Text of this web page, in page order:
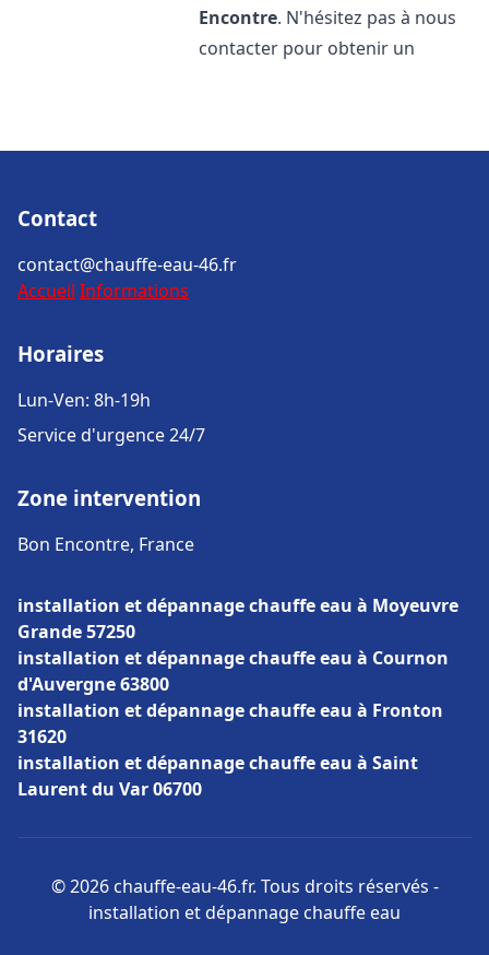
Encontre. N'hésitez pas à nous
contacter pour obtenir un
Contact
contact@chauffe-eau-46.fr
Accueil Informations
Horaires
Lun-Ven: 8h-19h
Service d'urgence 24/7
Zone intervention
Bon Encontre, France
installation et dépannage chauffe eau à Moyeuvre
Grande 57250
installation et dépannage chauffe eau à Cournon
d'Auvergne 63800
installation et dépannage chauffe eau à Fronton
31620
installation et dépannage chauffe eau à Saint
Laurent du Var 06700
© 2026 chauffe-eau-46.fr. Tous droits réservés -
installation et dépannage chauffe eau